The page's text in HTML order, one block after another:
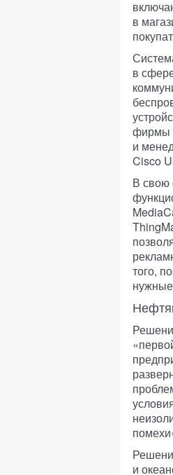
в
в
фирмы
и
Cisco
В свою
того,
и